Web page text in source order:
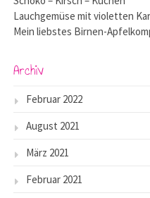
Lauchgemüse mit violetten
Mein liebstes Birnen-
Archiv
Februar 2022
August 2021
März 2021
Februar 2021